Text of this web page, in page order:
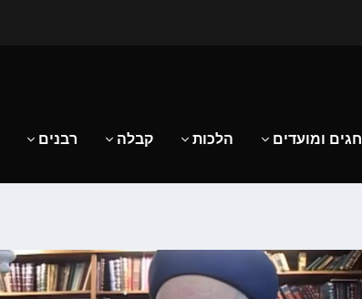
חגים ומועדים הלכות קבלה רבנים